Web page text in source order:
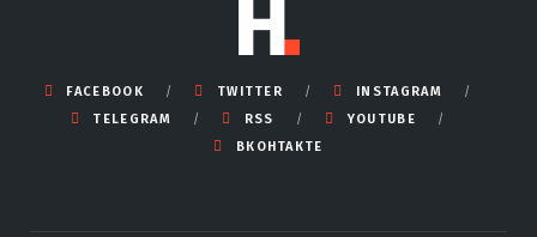
FACEBOOK TWITTER
INSTAGRAM
TELEGRAM
RSS
YOUTUBE
ВКОНТАКТЕ